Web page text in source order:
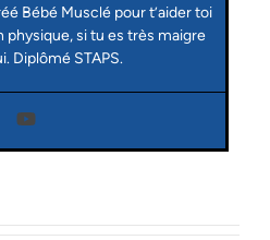
Bébé Musclé pour t’aider toi
physique, si tu es très maigre
Diplômé STAPS.